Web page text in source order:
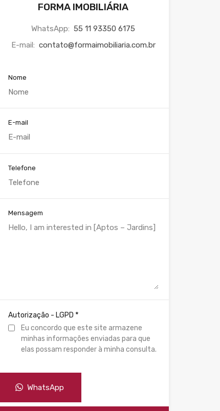
FORMA IMOBILIÁRIA
WhatsApp: 55 11 93350 6175
E-mail: contato@formaimobiliaria.com.br
Nome
E-mail
Telefone
Mensagem
Autorização - LGPD *
Eu concordo que este site armazene
minhas informações enviadas para que
elas possam responder à minha consulta.
WhatsApp